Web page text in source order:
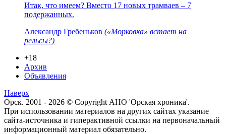
Итак, что имеем? Вместо 17 новых трамваев – 7
подержанных.
Александр Гребеньков («Морковка» встает на
рельсы?)
+18
Архив
Объявления
Наверх
Орск. 2001 - 2026 © Copyright АНО 'Орская хроника'.
При использовании материалов на других сайтах указание
сайта-источника и гиперактивной ссылки на первоначальный
информационный материал обязательно.